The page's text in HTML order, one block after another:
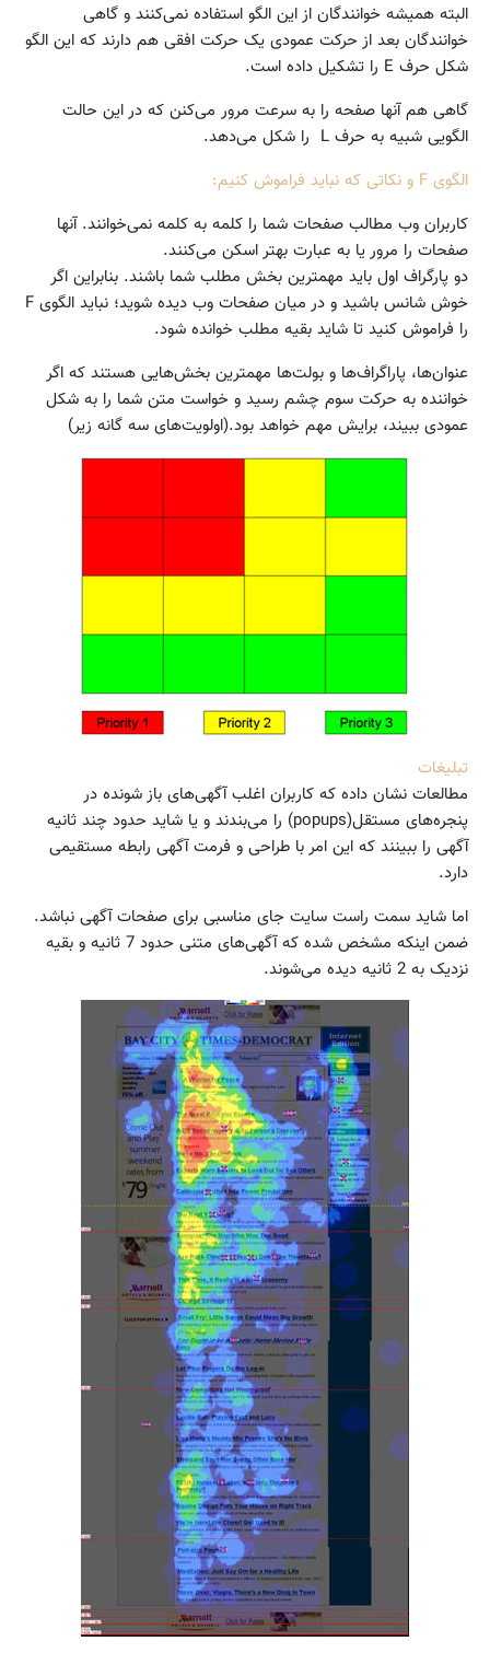
البته همیشه خوانندگان از این الگو استفاده نمی‌کنند و گاهی
خوانندگان بعد از حرکت عمودی یک حرکت افقی هم دارند که این الگو
شکل حرف E را تشکیل داده است.
گاهی هم آنها صفحه را به سرعت مرور می‌کنن که در این حالت
الگویی شبیه به حرف L را شکل می‌دهد.
الگوی F و نکاتی که نباید فراموش کنیم:
کاربران وب مطالب صفحات شما را کلمه به کلمه نمی‌خوانند. آنها
صفحات را مرور یا به عبارت بهتر اسکن می‌کنند.
دو پارگراف اول باید مهمترین بخش مطلب شما باشند. بنابراین اگر
خوش شانس باشید و در میان صفحات وب دیده شوید؛ نباید الگوی F
را فراموش کنید تا شاید بقیه مطلب خوانده شود.
عنوان‌ها، پاراگراف‌ها و بولت‌ها مهمترین بخش‌هایی هستند که اگر
خواننده به حرکت سوم چشم رسید و خواست متن شما را به شکل
عمودی ببیند، برایش مهم خواهد بود.(اولویت‌های سه گانه زیر)
تبلیغات
مطالعات نشان داده که کاربران اغلب آگهی‌های باز شونده در
پنجره‌های مستقل(popups) را می‌بندند و یا شاید حدود چند ثانیه
آگهی را ببینند که این امر با طراحی و فرمت آگهی رابطه مستقیمی
دارد.
اما شاید سمت راست سایت جای مناسبی برای صفحات آگهی نباشد.
ضمن اینکه مشخص شده که آگهی‌های متنی حدود 7 ثانیه و بقیه
نزدیک به 2 ثانیه دیده می‌شوند.